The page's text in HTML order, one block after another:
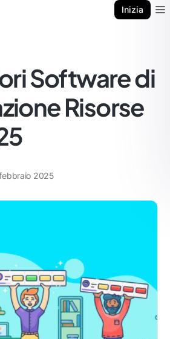
Inizia
Software di
Risorse
2025